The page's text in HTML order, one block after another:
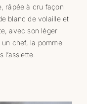
râpée à cru façon
blanc de volaille et
avec son léger
chef, la pomme